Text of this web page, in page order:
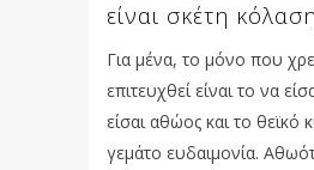
είναι σκέτη
Για μένα, το μόνο που
επιτευχθεί είναι το να
είσαι αθώος και το θεϊκό
γεμάτο ευδαιμονία.